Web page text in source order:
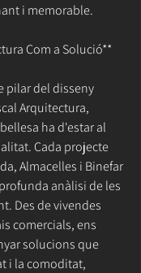
i memorable.
Com a Solució**
pilar del disseny
Arquitectura,
ha d'estar al
Cada projecte
Almacelles i Binefar
anàlisi de les
Des de vivendes
comercials, ens
solucions que
i la comoditat,